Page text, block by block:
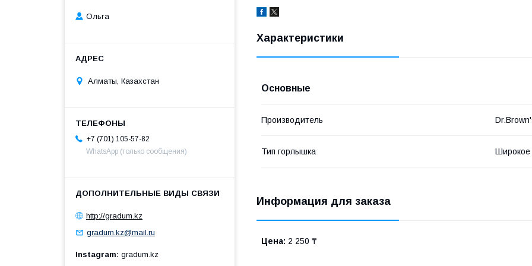
Характеристики
Основные
Производитель
Тип горлышка Широкое
Информация для заказа
Цена: 2 250 ₸
Ольга
Алматы, Казахстан
+7 (701) 105-57-82
WhatsApp (только сообщения)
http://gradum.kz
gradum.kz@mail.ru
Instagram gradum.kz